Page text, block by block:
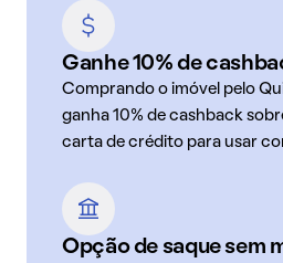
Ganhe 10% de
Comprando o imóvel pelo
ganha 10% de cashback
carta de crédito para usar
Opção de saque sem